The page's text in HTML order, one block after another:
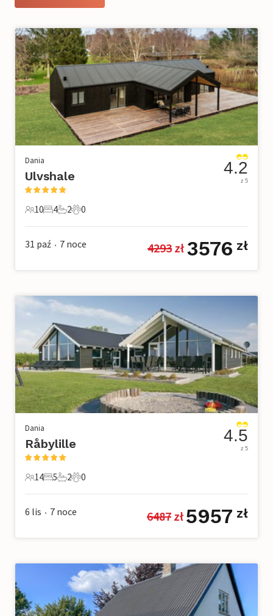
Dania
Ulvshale
10 Goście
10
4 Sypialnie
4
2 Łazienki
2
0 Zwierzęta domowe
0
4.2
z 5
31 paź • 7 noce 4293 zł 3576 zł
Dania
Råbylille
14 Goście
14
5 Sypialnie
5
2 Łazienki
2
0 Zwierzęta domowe
0
4.5
z 5
6 lis • 7 noce 6487 zł 5957 zł